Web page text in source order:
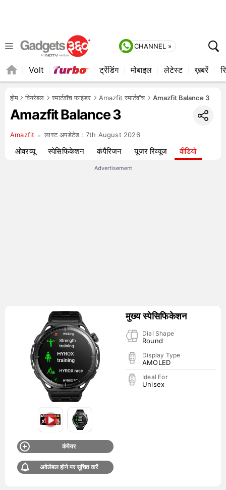
CHANNEL »
Volt ट्रेंडिंग मोबाइल लेटेस्ट ख़बरें
होम वियरेबल स्मार्टवॉच फाइंडर Amazfit स्मार्टवॉच Amazfit Balance 3
Amazfit Balance 3
Amazfit लास्ट अपडेटेड : 7th August 2026
ओवरव्यू स्पेसिफिकेशन कंपैरिजन यूजर रिव्यूज वीडियो
Advertisement
कंपेयर
अवेलेबल होने पर सूचित करें
मुख्य स्पेसिफिकेशन
Dial Shape
Round
Display Type
AMOLED
Ideal For
Unisex